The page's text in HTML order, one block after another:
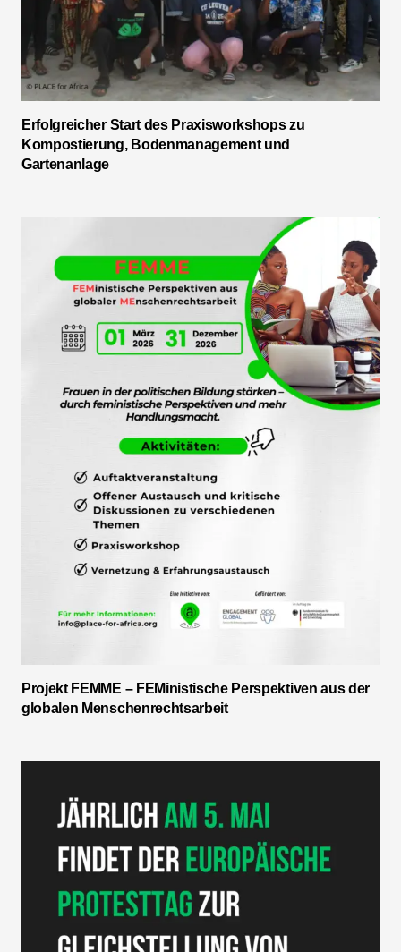
Erfolgreicher Start des Praxisworkshops zu
Kompostierung, Bodenmanagement und
Gartenanlage
Projekt FEMME – FEMinistische Perspektiven aus der
globalen Menschenrechtsarbeit